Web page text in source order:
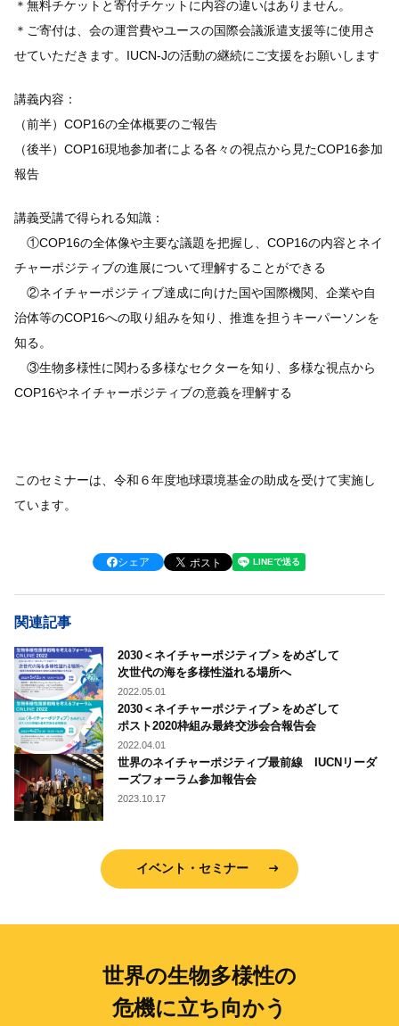
＊無料チケットと寄付チケットに内容の違いはありません。
＊ご寄付は、会の運営費やユースの国際会議派遣支援等に使用さ
せていただきます。IUCN-Jの活動の継続にご支援をお願いします
講義内容：
（前半）COP16の全体概要のご報告
（後半）COP16現地参加者による各々の視点から見たCOP16参加
報告
講義受講で得られる知識：
①COP16の全体像や主要な議題を把握し、COP16の内容とネイ
チャーポジティブの進展について理解することができる
②ネイチャーポジティブ達成に向けた国や国際機関、企業や自
治体等のCOP16への取り組みを知り、推進を担うキーパーソンを
知る。
③生物多様性に関わる多様なセクターを知り、多様な視点から
COP16やネイチャーポジティブの意義を理解する
このセミナーは、令和６年度地球環境基金の助成を受けて実施し
ています。
シェア
関連記事
2030＜ネイチャーポジティブ＞をめざして
次世代の海を多様性溢れる場所へ
2022.05.01
2030＜ネイチャーポジティブ＞をめざして
ポスト2020枠組み最終交渉会合報告会
2022.04.01
世界のネイチャーポジティブ最前線 IUCNリーダ
ーズフォーラム参加報告会
2023.10.17
イベント・セミナー
世界の生物多様性の
危機に立ち向かう